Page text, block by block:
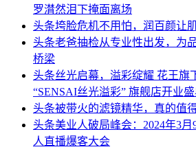
罗潸然泪下掩面离场
头条垮脸危机不用怕，润百颜让
头条老爸抽检从专业性出发，为
桥梁
头条丝光启幕，溢彩绽耀 花王旗
“SENSAI丝光溢彩” 旗舰店开业
头条被带火的滤镜精华，真的值
头条美业人破局峰会：2024年3
人直播爆客大会